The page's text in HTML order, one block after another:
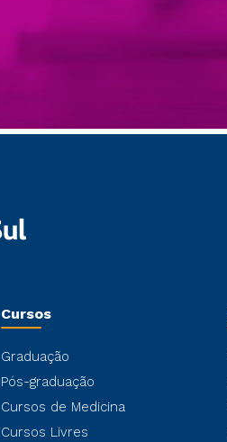
Cursos
Graduação
Pós-graduação
Cursos de Medicina
Cursos Livres